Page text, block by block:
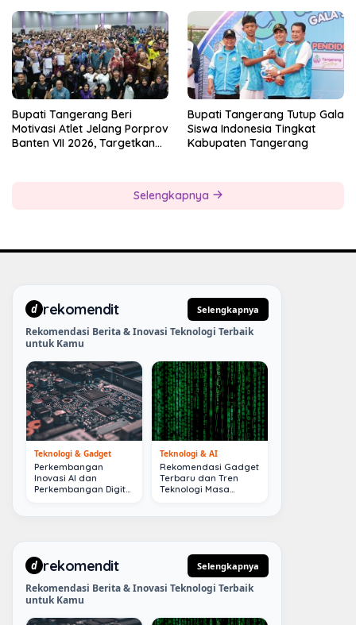
Kesiapan Panitia
Bupati Tangerang Beri
Motivasi Atlet Jelang Porprov
Banten VII 2026, Targetkan
Bupati Tangerang Tutup Gala
Siswa Indonesia Tingkat
Kabupaten Tangerang
Selengkapnya
d rekomendit Selengkapnya
Rekomendasi Berita & Inovasi Teknologi Terbaik
untuk Kamu
Teknologi & Gadget
Perkembangan
Inovasi AI dan
Perkembangan Digital
Teknologi & AI
Rekomendasi Gadget
Terbaru dan Tren
Teknologi Masa
d rekomendit Selengkapnya
Rekomendasi Berita & Inovasi Teknologi Terbaik
untuk Kamu